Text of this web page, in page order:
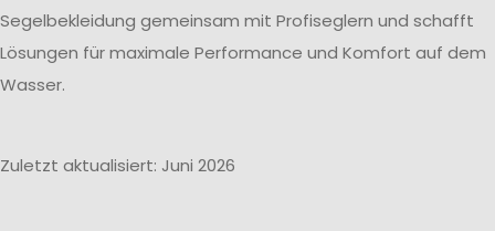
Segelbekleidung gemeinsam mit Profiseglern und schafft
Lösungen für maximale Performance und Komfort auf dem
Wasser.
Zuletzt aktualisiert: Juni 2026